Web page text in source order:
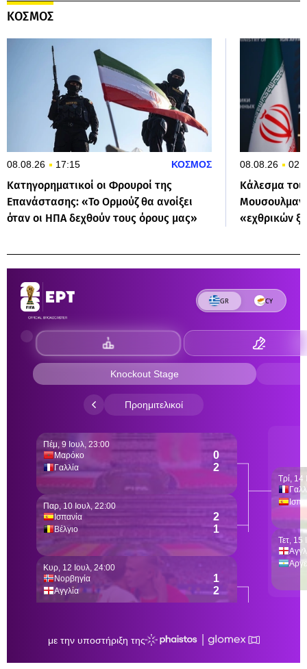
ΚΟΣΜΟΣ
08.08.26 17:15 ΚΟΣΜΟΣ
Κατηγορηματικοί οι Φρουροί της
Επανάστασης: «Το Ορμούζ θα ανοίξει
όταν οι ΗΠΑ δεχθούν τους όρους μας»
08.08.26
Κάλεσμα του
«εχθρικών